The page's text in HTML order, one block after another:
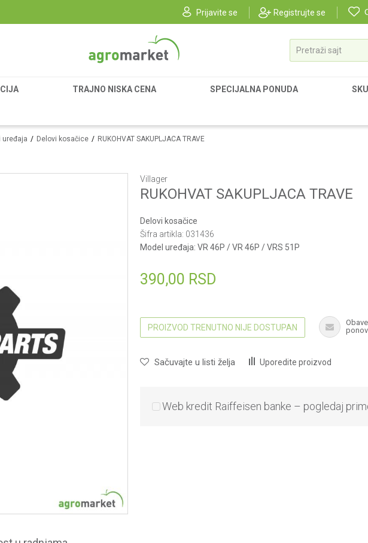
Prijavite se Registrujte se
Pretraži sajt
TRAJNO NISKA CENA SPECIJALNA PONUDA
uređaja Delovi kosačice RUKOHVAT SAKUPLJACA TRAVE
Villager
RUKOHVAT SAKUPLJACA TRAVE
Delovi kosačice
Šifra artikla: 031436
Model uređaja: VR 46P / VR 46P / VRS 51P
390,00 RSD
PROIZVOD TRENUTNO NIJE DOSTUPAN
Sačuvajte u listi želja Uporedite proizvod
Web kredit Raiffeisen banke – pogledaj